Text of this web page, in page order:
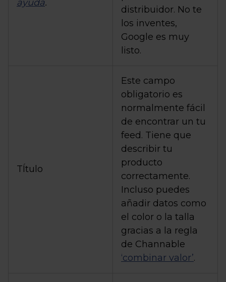
ayuda.
distribuidor. No te
los inventes,
Google es muy
listo.
TÍtulo
Este campo
obligatorio es
normalmente fácil
de encontrar un tu
feed. Tiene que
describir tu
producto
correctamente.
Incluso puedes
añadir datos como
el color o la talla
gracias a la regla
de Channable
‘combinar valor’.